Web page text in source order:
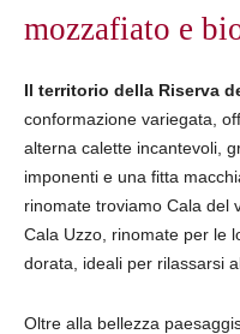
mozzafiato e
Il territorio della Riserva
conformazione variegata,
alterna calette incantevoli,
imponenti e una fitta
rinomate troviamo Cala del
Cala Uzzo, rinomate per le
dorata, ideali per rilassarsi
Oltre alla bellezza